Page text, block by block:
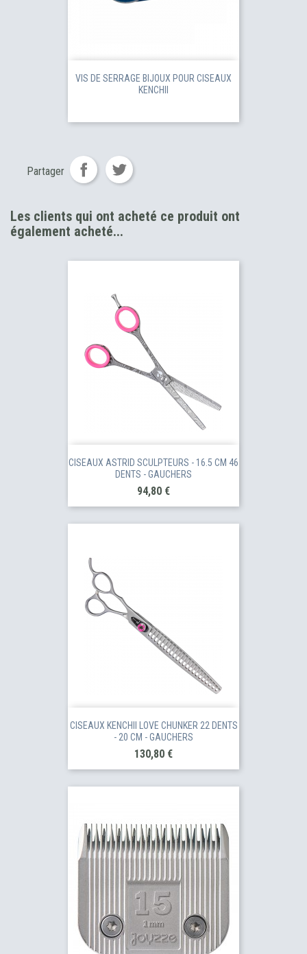
VIS DE SERRAGE BIJOUX POUR CISEAUX
KENCHII
Partager
Les clients qui ont acheté ce produit ont
également acheté...
CISEAUX ASTRID SCULPTEURS - 16.5 CM 46
DENTS - GAUCHERS
Prix
94,80 €
CISEAUX KENCHII LOVE CHUNKER 22 DENTS
- 20 CM - GAUCHERS
Prix
130,80 €